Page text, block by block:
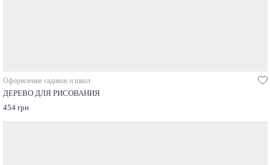
Оформление садиков и школ
ДЕРЕВО ДЛЯ РИСОВАНИЯ
454 грн